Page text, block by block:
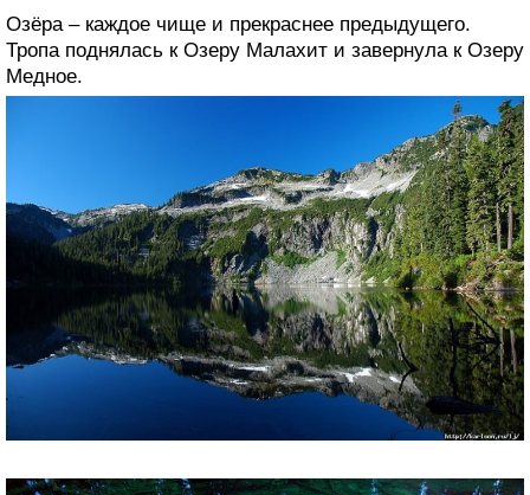
Озёра – каждое чище и прекраснее предыдущего.
Тропа поднялась к Озеру Малахит и завернула к Озеру
Медное.